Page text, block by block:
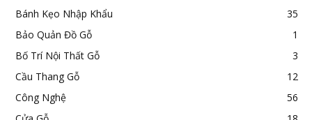
Bánh Kẹo Nhập Khẩu
35
Bảo Quản Đồ Gỗ
1
Bố Trí Nội Thất Gỗ
3
Cầu Thang Gỗ
12
Công Nghệ
56